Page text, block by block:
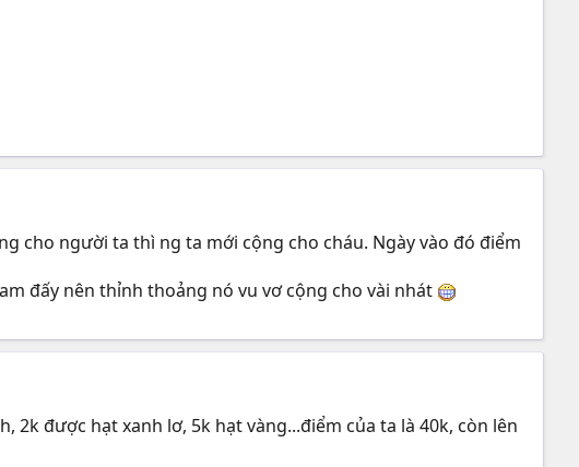
cho người ta thì ng ta mới cộng cho cháu. Ngày vào đó điểm
đấy nên thỉnh thoảng nó vu vơ cộng cho vài nhát
2k được hạt xanh lơ, 5k hạt vàng...điểm của ta là 40k, còn lên